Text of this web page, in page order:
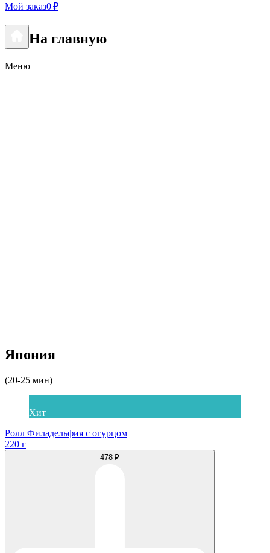
Мой заказ0 ₽
На главную
Меню
Япония
(20-25 мин)
Хит
Ролл Филадельфия с огурцом
220 г
478 ₽